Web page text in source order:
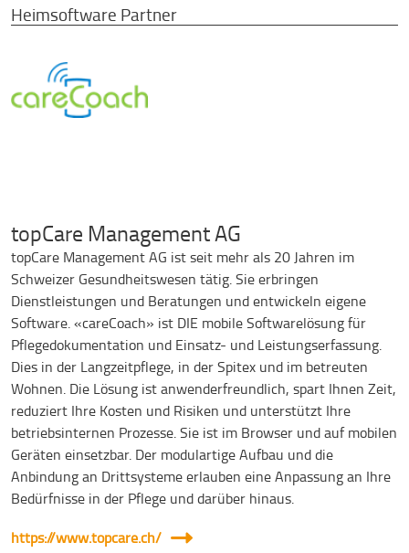
Heimsoftware Partner
topCare Management AG
topCare Management AG ist seit mehr als 20 Jahren im
Schweizer Gesundheitswesen tätig. Sie erbringen
Dienstleistungen und Beratungen und entwickeln eigene
Software. «careCoach» ist DIE mobile Softwarelösung für
Pflegedokumentation und Einsatz- und Leistungserfassung.
Dies in der Langzeitpflege, in der Spitex und im betreuten
Wohnen. Die Lösung ist anwenderfreundlich, spart Ihnen Zeit,
reduziert Ihre Kosten und Risiken und unterstützt Ihre
betriebsinternen Prozesse. Sie ist im Browser und auf mobilen
Geräten einsetzbar. Der modulartige Aufbau und die
Anbindung an Drittsysteme erlauben eine Anpassung an Ihre
Bedürfnisse in der Pflege und darüber hinaus.
https://www.topcare.ch/